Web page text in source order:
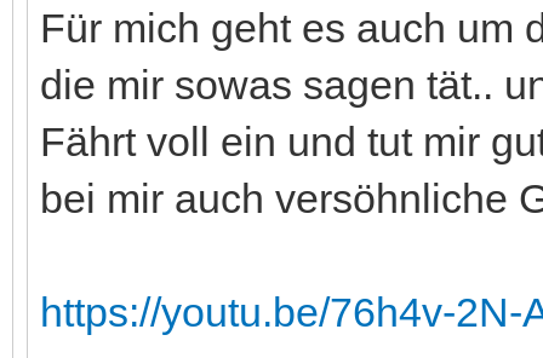
Für mich geht es auch um
die mir sowas sagen tät..
Fährt voll ein und tut mir
bei mir auch versöhnliche
https://youtu.be/76h4v-